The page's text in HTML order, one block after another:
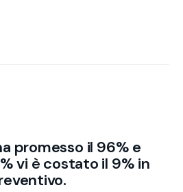
promesso il 96% e
vi è costato il 9% in